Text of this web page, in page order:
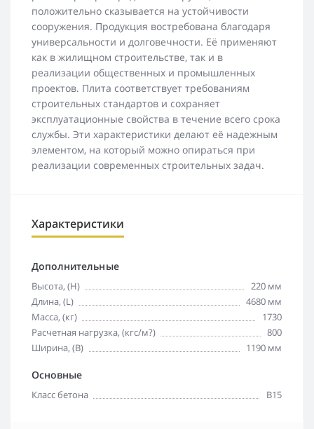
положительно сказывается на устойчивости
сооружения. Продукция востребована благодаря
универсальности и долговечности. Её применяют
как в жилищном строительстве, так и в
реализации общественных и промышленных
проектов. Плита соответствует требованиям
строительных стандартов и сохраняет
эксплуатационные свойства в течение всего срока
службы. Эти характеристики делают её надежным
элементом, на который можно опираться при
реализации современных строительных задач.
Характеристики
Дополнительные
Высота, (H)
220 мм
Длина, (L)
4680 мм
Масса, (кг)
1730
Расчетная нагрузка, (кгс/м?)
800
Ширина, (B)
1190 мм
Основные
Класс бетона В15